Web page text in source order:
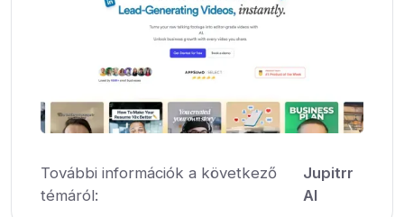
További információk a következő
témáról:
Jupitrr
AI